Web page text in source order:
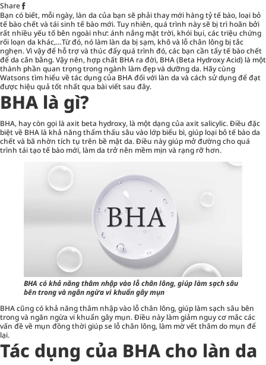
Share
Bạn có biết, mỗi ngày, làn da của bạn sẽ phải thay mới hàng tỷ tế bào, loại bỏ
tế bào chết và tái sinh tế bào mới. Tuy nhiên, quá trình này sẽ bị trì hoãn bởi
rất nhiều yếu tố bên ngoài như: ánh nắng mặt trời, khói bụi, các triệu chứng
rối loạn da khác,…Từ đó, nó làm làn da bị sạm, khô và lỗ chân lông bị tắc
nghẹn. Vì vậy để hỗ trợ và thúc đẩy quá trình đó, các bạn cần tẩy tế bào chết
để da cân bằng. Vậy nên, hợp chất BHA ra đời, BHA (Beta Hydroxy Acid) là một
thành phần quan trọng trong ngành làm đẹp và dưỡng da. Hãy cùng
Watsons tìm hiểu về tác dụng của BHA đối với làn da và cách sử dụng để đạt
được hiệu quả tốt nhất qua bài viết sau đây.
BHA là gì?
BHA, hay còn gọi là axit beta hydroxy, là một dạng của axit salicylic. Điều đặc
biệt về BHA là khả năng thẩm thấu sâu vào lớp biểu bì, giúp loại bỏ tế bào da
chết và bã nhờn tích tụ trên bề mặt da. Điều này giúp mở đường cho quá
trình tái tạo tế bào mới, làm da trở nên mềm mịn và rạng rỡ hơn.
BHA có khả năng thâm nhập vào lỗ chân lông, giúp làm sạch sâu
bên trong và ngăn ngừa vi khuẩn gây mụn
BHA cũng có khả năng thâm nhập vào lỗ chân lông, giúp làm sạch sâu bên
trong và ngăn ngừa vi khuẩn gây mụn. Điều này làm giảm nguy cơ mắc các
vấn đề về mụn đồng thời giúp se lỗ chân lông, làm mờ vết thâm do mụn để
lại.
Tác dụng của BHA cho làn da